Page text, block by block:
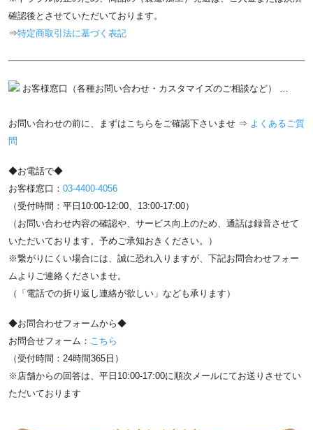
確認後とさせていただいております。
⇒特定商取引法に基づく表記
お客様窓口（各種お問い合わせ・カスタマイズのご相談など） …
お問い合わせの前に、まずはこちらをご確認下さいませ ⇒ よくあるご質
問
◆お電話で◆
お客様窓口： 03-4400-4056
（受付時間：平日10:00-12:00、13:00-17:00）
（お問い合わせ内容の確認や、サービス向上のため、通話は録音させて
いただいております。予めご承知おきください。）
※繋がりにくい場合には、誠に恐れ入りますが、下記お問合わせフォー
ムよりご連絡くださいませ。
（「電話での折り返し連絡が欲しい」なども承ります）
◆お問合わせフォームから◆
お問合せフォーム： こちら
（受付時間：24時間365日）
※店舗からの回答は、平日10:00-17:00に順次メールにてお送りさせてい
ただいております